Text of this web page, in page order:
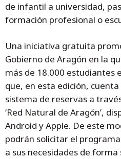
de infantil a universidad,
formación profesional o
Una iniciativa gratuita
Gobierno de Aragón en la
más de 18.000 estudiantes
que, en esta edición,
sistema de reservas a
‘Red Natural de Aragón’,
Android y Apple. De este
podrán solicitar el
a sus necesidades de forma